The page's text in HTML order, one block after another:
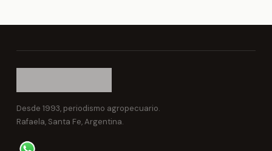
Desde 1993, periodismo agropecuario.
Rafaela, Santa Fe, Argentina.